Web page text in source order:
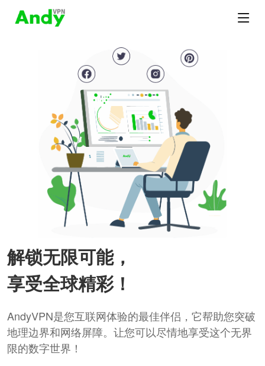
解锁无限可能，
享受全球精彩！
AndyVPN是您互联网体验的最佳伴侣，它帮助您突破
地理边界和网络屏障。让您可以尽情地享受这个无界
限的数字世界！